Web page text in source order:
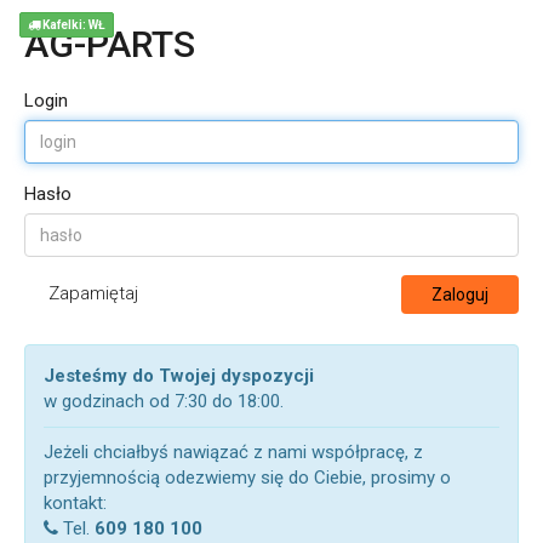
AG-PARTS
Login
Hasło
Zapamiętaj Zaloguj
Jesteśmy do Twojej dyspozycji
w godzinach od 7:30 do 18:00.
Jeżeli chciałbyś nawiązać z nami współpracę, z
przyjemnością odezwiemy się do Ciebie, prosimy o
kontakt:
Tel. 609 180 100
Kafelki: WŁ